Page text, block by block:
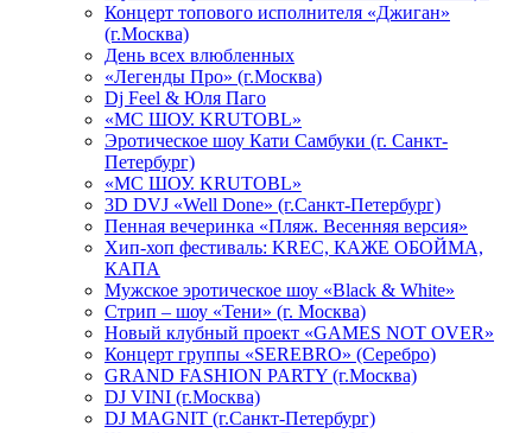
Концерт топового исполнителя «Джиган»
(г.Москва)
День всех влюбленных
«Легенды Про» (г.Москва)
Dj Feel & Юля Паго
«МС ШОУ. KRUTOBL»
Эротическое шоу Кати Самбуки (г. Санкт-
Петербург)
«МС ШОУ. KRUTOBL»
3D DVJ «Well Done» (г.Санкт-Петербург)
Пенная вечеринка «Пляж. Весенняя версия»
Хип-хоп фестиваль: KREC, КАЖЕ ОБОЙМА,
КАПА
Мужское эротическое шоу «Black & White»
Стрип – шоу «Тени» (г. Москва)
Новый клубный проект «GAMES NOT OVER»
Концерт группы «SEREBRO» (Серебро)
GRAND FASHION PARTY (г.Москва)
DJ VINI (г.Москва)
DJ MAGNIT (г.Санкт-Петербург)